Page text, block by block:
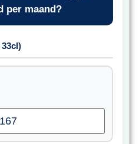
per maand?